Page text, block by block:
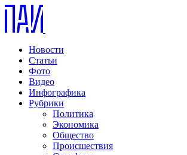
Новости
Статьи
Фото
Видео
Инфографика
Рубрики
Политика
Экономика
Общество
Происшествия